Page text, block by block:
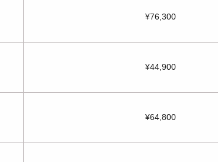
¥76,300
¥44,900
¥64,800